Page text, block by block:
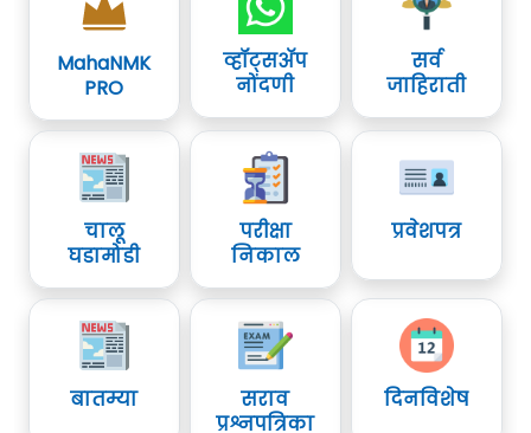
MahaNMK
PRO
व्हॉट्सॲप
नोंदणी
सर्व
जाहिराती
चालू
घडामोडी
परीक्षा
निकाल
प्रवेशपत्र
बातम्या
सराव
प्रश्नपत्रिका
दिनविशेष